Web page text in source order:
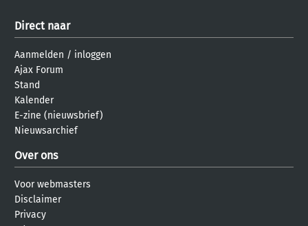
Direct naar
Aanmelden / inloggen
Ajax Forum
Stand
Kalender
E-zine (nieuwsbrief)
Nieuwsarchief
Over ons
Voor webmasters
Disclaimer
Privacy